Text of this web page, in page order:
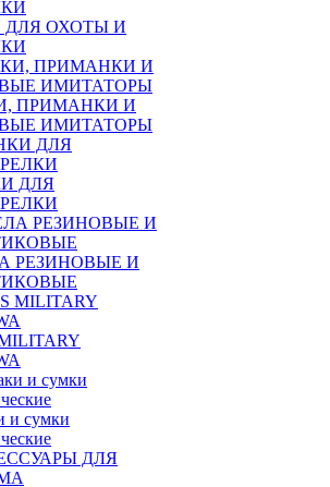
ДЛЯ ОХОТЫ И
ПРИМАНКИ И
ИМИТАТОРЫ
ДЛЯ
РЕЗИНОВЫЕ И
и сумки